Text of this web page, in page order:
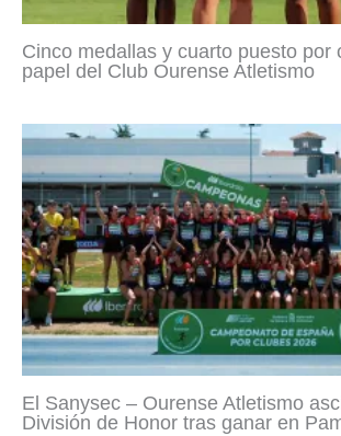
Cinco medallas y cuarto puesto por
papel del Club Ourense Atletismo
El Sanysec – Ourense Atletismo
División de Honor tras ganar en